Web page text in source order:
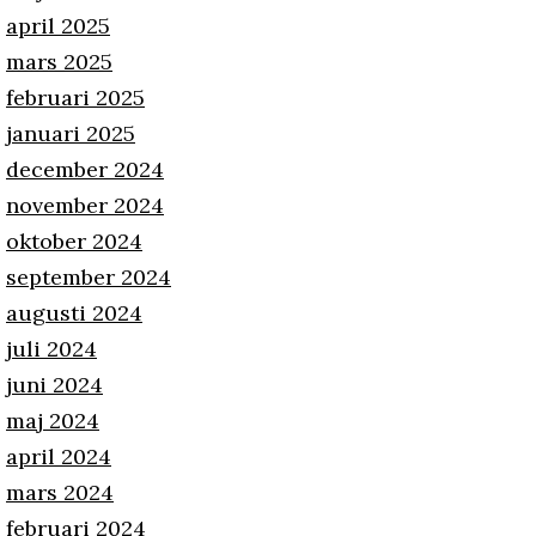
april 2025
mars 2025
februari 2025
januari 2025
december 2024
november 2024
oktober 2024
september 2024
augusti 2024
juli 2024
juni 2024
maj 2024
april 2024
mars 2024
februari 2024